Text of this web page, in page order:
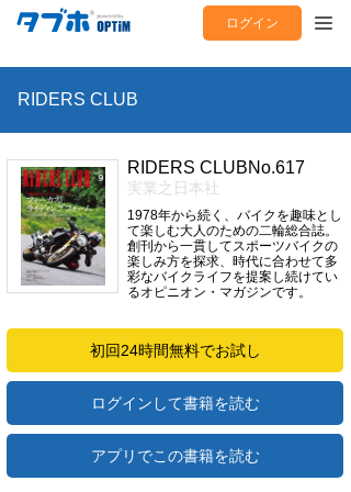
ログイン
RIDERS CLUB
RIDERS CLUBNo.617
実業之日本社
1978年から続く、バイクを趣味とし
て楽しむ大人のための二輪総合誌。
創刊から一貫してスポーツバイクの
楽しみ方を探求、時代に合わせて多
彩なバイクライフを提案し続けてい
るオピニオン・マガジンです。
初回24時間無料でお試し
ログインして書籍を読む
アプリでこの書籍を読む